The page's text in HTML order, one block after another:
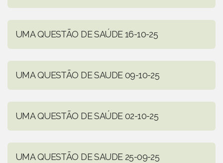
UMA QUESTÃO DE SAÚDE 16-10-25
UMA QUESTÃO DE SAUDE 09-10-25
UMA QUESTÃO DE SAÚDE 02-10-25
UMA QUESTÃO DE SAUDE 25-09-25